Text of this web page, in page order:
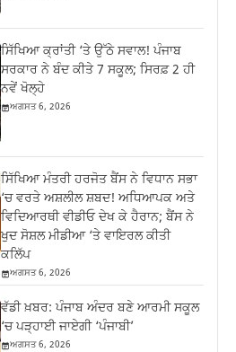
ਸਿੱਖਿਆ ਕ੍ਰਾਂਤੀ ‘ਤੇ ਉੱਠੇ ਸਵਾਲ! ਪੰਜਾਬ
ਸਰਕਾਰ ਨੇ ਬੰਦ ਕੀਤੇ 7 ਸਕੂਲ; ਸਿਰਫ਼ 2 ਹੀ
ਨਵੇਂ ਖੋਲ੍ਹੇ
ਅਗਸਤ 6, 2026
ਸਿੱਖਿਆ ਮੰਤਰੀ ਹਰਜੋਤ ਬੈਂਸ ਨੇ ਵਿਧਾਨ ਸਭਾ
‘ਚ ਵਰਤੇ ਅਸ਼ਲੀਲ ਸ਼ਬਦ! ਅਧਿਆਪਕ ਅਤੇ
ਵਿਦਿਆਰਥੀ ਵੀਡੀਓ ਦੇਖ ਕੇ ਹੈਰਾਨ; ਬੈਂਸ ਨੇ
ਖੁਦ ਸੋਸ਼ਲ ਮੀਡੀਆ ‘ਤੇ ਵਾਇਰਲ ਕੀਤੀ
ਕਲਿੱਪ
ਅਗਸਤ 6, 2026
ਵੱਡੀ ਖ਼ਬਰ: ਪੰਜਾਬ ਅੰਦਰ ਬਣੇ ਆਰਮੀ ਸਕੂਲ
‘ਚ ਪੜ੍ਹਾਈ ਜਾਏਗੀ ‘ਪੰਜਾਬੀ’
ਅਗਸਤ 6, 2026